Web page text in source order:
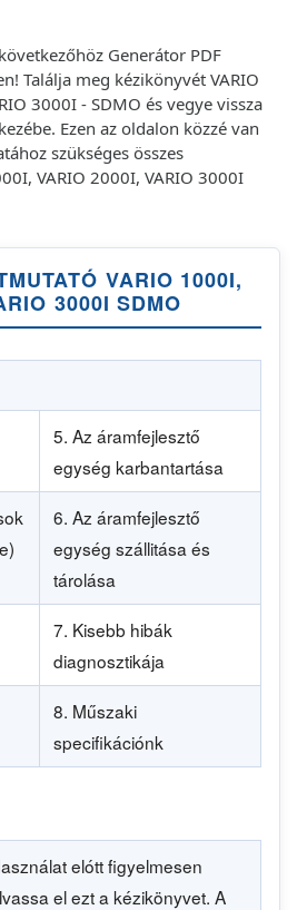
Generátor PDF
Találja meg kézikönyvét VARIO
3000I - SDMO és vegye vissza
Ezen az oldalon közzé van
szükséges összes
VARIO 2000I, VARIO 3000I
VARIO 1000I,
3000I SDMO
5. Az áramfejlesztő
egység karbantartása
6. Az áramfejlesztő
egység szállitása és
tárolása
7. Kisebb hibák
diagnosztikája
8. Műszaki
specifikációnk
elótt figyelmesen
el ezt a kézikönyvet. A